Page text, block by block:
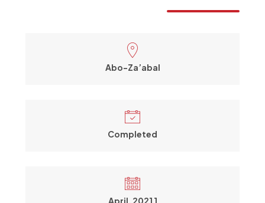
Abo-Za’abal
Completed
1 April, 2021